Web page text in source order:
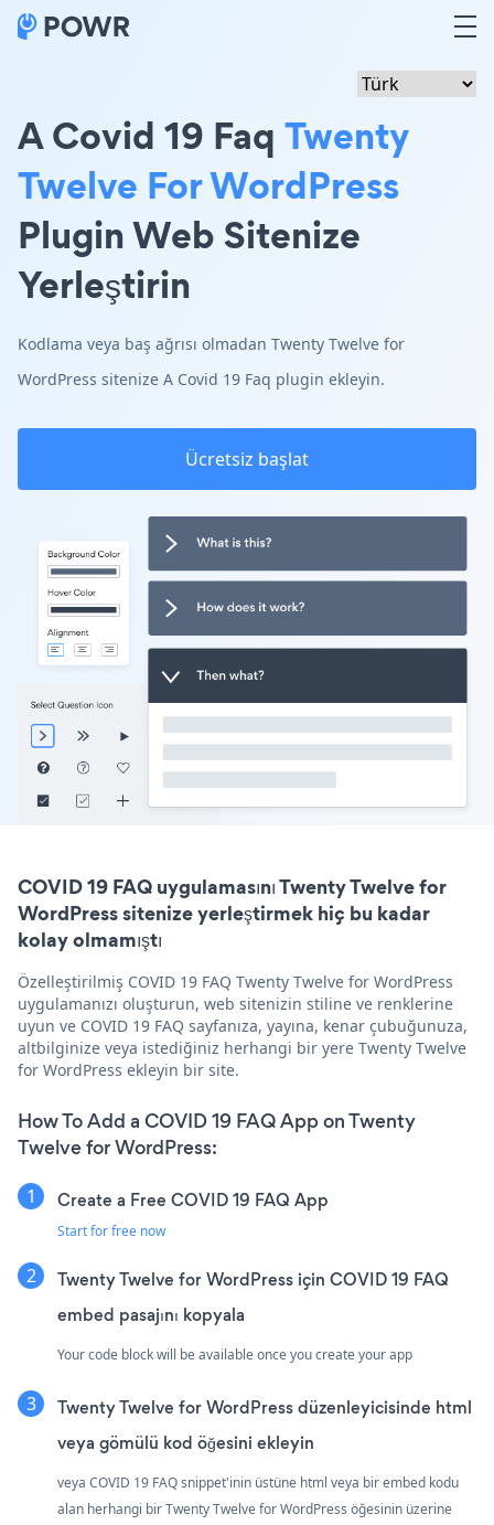
A Covid 19 Faq Twenty
Twelve For WordPress
Plugin Web Sitenize
Yerleştirin
Kodlama veya baş ağrısı olmadan Twenty Twelve for
WordPress sitenize A Covid 19 Faq plugin ekleyin.
Ücretsiz başlat
COVID 19 FAQ uygulamasını Twenty Twelve for
WordPress sitenize yerleştirmek hiç bu kadar
kolay olmamıştı
Özelleştirilmiş COVID 19 FAQ Twenty Twelve for WordPress
uygulamanızı oluşturun, web sitenizin stiline ve renklerine
uyun ve COVID 19 FAQ sayfanıza, yayına, kenar çubuğunuza,
altbilginize veya istediğiniz herhangi bir yere Twenty Twelve
for WordPress ekleyin bir site.
How To Add a COVID 19 FAQ App on Twenty
Twelve for WordPress:
Create a Free COVID 19 FAQ App
Start for free now
Twenty Twelve for WordPress için COVID 19 FAQ
embed pasajını kopyala
Your code block will be available once you create your app
Twenty Twelve for WordPress düzenleyicisinde html
veya gömülü kod öğesini ekleyin
veya COVID 19 FAQ snippet'inin üstüne html veya bir embed kodu
alan herhangi bir Twenty Twelve for WordPress öğesinin üzerine